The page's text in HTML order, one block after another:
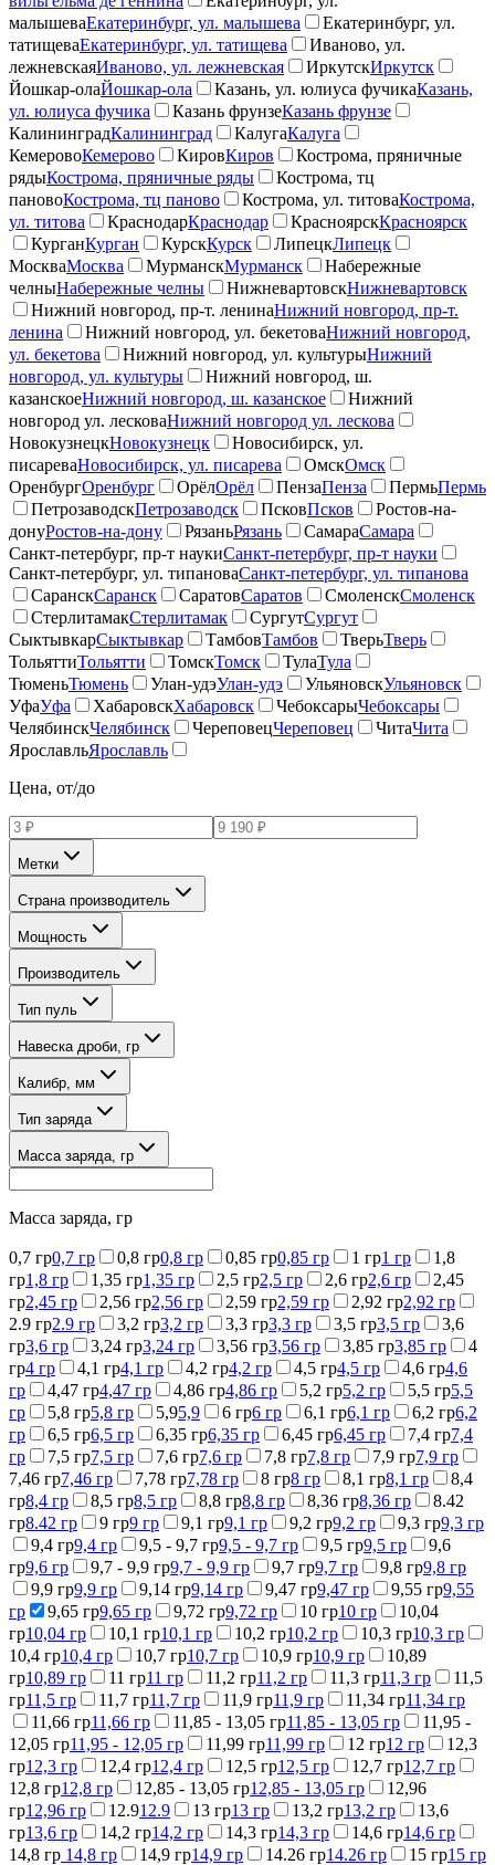
малышеваЕкатеринбург, ул. малышева
Екатеринбург, ул.
татищеваЕкатеринбург, ул. татищева
Иваново, ул.
лежневскаяИваново, ул. лежневская ИркутскИркутск
Йошкар-олаЙошкар-ола Казань, ул. юлиуса фучикаКазань,
ул. юлиуса фучика
Казань фрунзеКазань фрунзе
КалининградКалининград КалугаКалуга
КемеровоКемерово КировКиров
Кострома, пряничные
рядыКострома, пряничные ряды
Кострома, тц
пановоКострома, тц паново Кострома, ул. титоваКострома,
ул. титова
КраснодарКраснодар КрасноярскКрасноярск
КурганКурган КурскКурск ЛипецкЛипецк
МоскваМосква МурманскМурманск
Набережные
челныНабережные челны НижневартовскНижневартовск
Нижний новгород, пр-т. ленинаНижний новгород, пр-т.
ленина
Нижний новгород, ул. бекетоваНижний новгород,
ул. бекетова
Нижний новгород, ул. культурыНижний
новгород, ул. культуры
Нижний новгород, ш.
казанскоеНижний новгород, ш. казанское
Нижний
новгород ул. лесковаНижний новгород ул. лескова
НовокузнецкНовокузнецк
Новосибирск, ул.
писареваНовосибирск, ул. писарева ОмскОмск
ОренбургОренбург ОрёлОрёл ПензаПенза ПермьПермь
ПетрозаводскПетрозаводск ПсковПсков
Ростов-на-
донуРостов-на-дону РязаньРязань СамараСамара
Санкт-петербург, пр-т наукиСанкт-петербург, пр-т науки
Санкт-петербург, ул. типановаСанкт-петербург, ул. типанова
СаранскСаранск СаратовСаратов СмоленскСмоленск
СтерлитамакСтерлитамак СургутСургут
СыктывкарСыктывкар ТамбовТамбов ТверьТверь
ТольяттиТольятти ТомскТомск ТулаТула
ТюменьТюмень Улан-удэУлан-удэ УльяновскУльяновск
УфаУфа ХабаровскХабаровск ЧебоксарыЧебоксары
ЧелябинскЧелябинск ЧереповецЧереповец ЧитаЧита
ЯрославльЯрославль
Цена, от/до
Метки
Страна производитель
Мощность
Производитель
Тип пуль
Навеска дроби, гр
Калибр, мм
Тип заряда
Масса заряда, гр
Масса заряда, гр
0,7 гр0,7 гр 0,8 гр0,8 гр 0,85 гр0,85 гр 1 гр1 гр
1,8
гр1,8 гр 1,35 гр1,35 гр 2,5 гр2,5 гр 2,6 гр2,6 гр
2,45
гр2,45 гр 2,56 гр2,56 гр 2,59 гр2,59 гр 2,92 гр2,92 гр
2.9 гр2.9 гр 3,2 гр3,2 гр 3,3 гр3,3 гр 3,5 гр3,5 гр
3,6
гр3,6 гр 3,24 гр3,24 гр 3,56 гр3,56 гр 3,85 гр3,85 гр
4
гр4 гр 4,1 гр4,1 гр 4,2 гр4,2 гр 4,5 гр4,5 гр 4,6 гр4,6
гр
4,47 гр4,47 гр 4,86 гр4,86 гр 5,2 гр5,2 гр 5,5 гр5,5
гр
5,8 гр5,8 гр 5,95,9 6 гр6 гр 6,1 гр6,1 гр 6,2 гр6,2
гр
6,5 гр6,5 гр 6,35 гр6,35 гр 6,45 гр6,45 гр 7,4 гр7,4
гр
7,5 гр7,5 гр 7,6 гр7,6 гр 7,8 гр7,8 гр 7,9 гр7,9 гр
7,46 гр7,46 гр 7,78 гр7,78 гр 8 гр8 гр 8,1 гр8,1 гр
8,4
гр8,4 гр 8,5 гр8,5 гр 8,8 гр8,8 гр 8,36 гр8,36 гр
8.42
гр8.42 гр 9 гр9 гр 9,1 гр9,1 гр 9,2 гр9,2 гр 9,3 гр9,3 гр
9,4 гр9,4 гр 9,5 - 9,7 гр9,5 - 9,7 гр 9,5 гр9,5 гр
9,6
гр9,6 гр 9,7 - 9,9 гр9,7 - 9,9 гр 9,7 гр9,7 гр 9,8 гр9,8 гр
9,9 гр9,9 гр 9,14 гр9,14 гр 9,47 гр9,47 гр 9,55 гр9,55
гр
9,65 гр9,65 гр 9,72 гр9,72 гр 10 гр10 гр
10,04
гр10,04 гр 10,1 гр10,1 гр 10,2 гр10,2 гр 10,3 гр10,3 гр
10,4 гр10,4 гр 10,7 гр10,7 гр 10,9 гр10,9 гр
10,89
гр10,89 гр 11 гр11 гр 11,2 гр11,2 гр 11,3 гр11,3 гр
11,5
гр11,5 гр 11,7 гр11,7 гр 11,9 гр11,9 гр 11,34 гр11,34 гр
11,66 гр11,66 гр 11,85 - 13,05 гр11,85 - 13,05 гр
11,95 -
12,05 гр11,95 - 12,05 гр 11,99 гр11,99 гр 12 гр12 гр
12,3
гр12,3 гр 12,4 гр12,4 гр 12,5 гр12,5 гр 12,7 гр12,7 гр
12,8 гр12,8 гр 12,85 - 13,05 гр12,85 - 13,05 гр
12,96
гр12,96 гр 12.912.9 13 гр13 гр 13,2 гр13,2 гр
13,6
гр13,6 гр 14,2 гр14,2 гр 14,3 гр14,3 гр 14,6 гр14,6 гр
14,8 гр 14,8 гр 14,9 гр14,9 гр 14.26 гр14.26 гр 15 гр15 гр